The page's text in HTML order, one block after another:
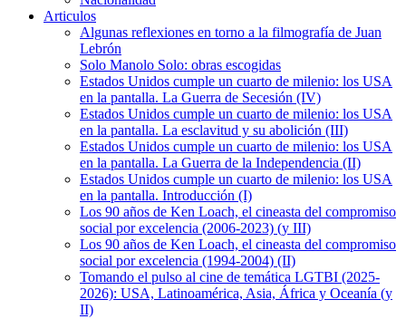
Articulos
Algunas reflexiones en torno a la filmografía de Juan
Lebrón
Solo Manolo Solo: obras escogidas
Estados Unidos cumple un cuarto de milenio: los USA
en la pantalla. La Guerra de Secesión (IV)
Estados Unidos cumple un cuarto de milenio: los USA
en la pantalla. La esclavitud y su abolición (III)
Estados Unidos cumple un cuarto de milenio: los USA
en la pantalla. La Guerra de la Independencia (II)
Estados Unidos cumple un cuarto de milenio: los USA
en la pantalla. Introducción (I)
Los 90 años de Ken Loach, el cineasta del compromiso
social por excelencia (2006-2023) (y III)
Los 90 años de Ken Loach, el cineasta del compromiso
social por excelencia (1994-2004) (II)
Tomando el pulso al cine de temática LGTBI (2025-
2026): USA, Latinoamérica, Asia, África y Oceanía (y
II)